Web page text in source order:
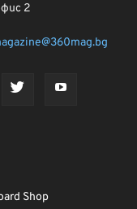
2
Shop